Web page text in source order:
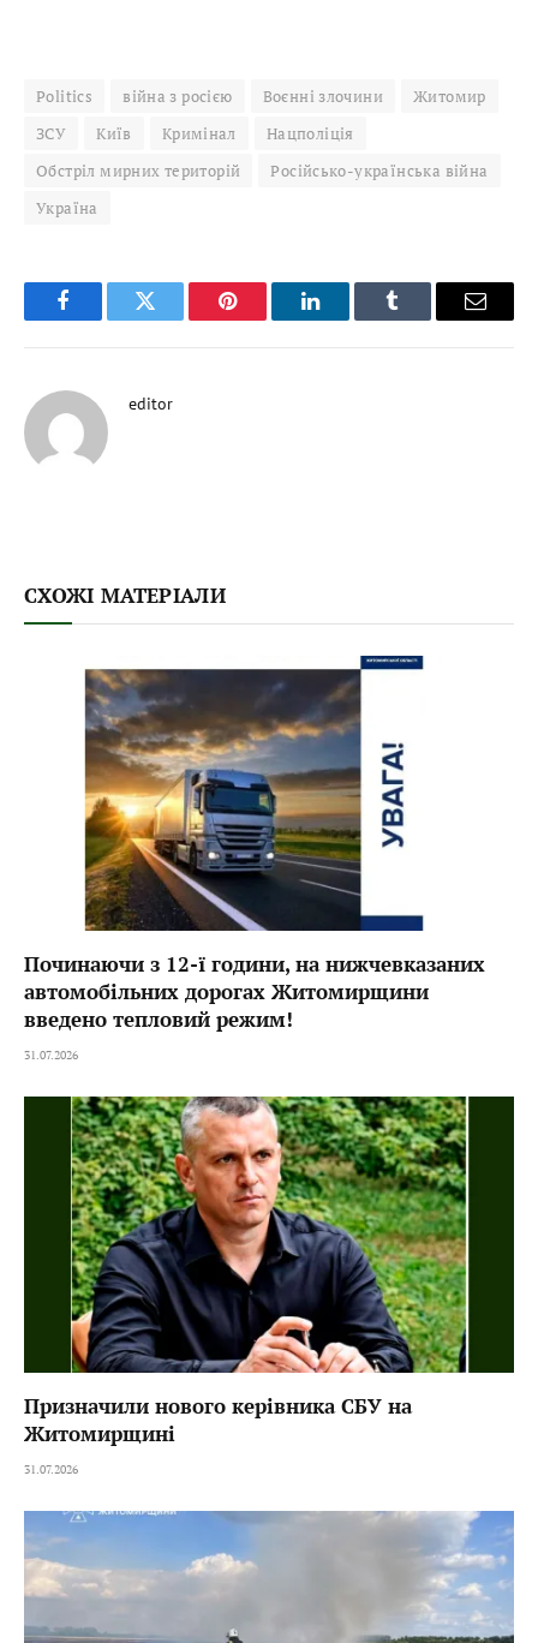
Politics війна з росією Воєнні злочини
Житомир
ЗСУ
Київ Кримінал
Нацполіція
Обстріл мирних територій
Російсько-українська війна
Україна
FacebookTwitter Pinterest LinkedInTumblr Email
editor
СХОЖІ МАТЕРІАЛИ
Починаючи з 12-ї години, на нижчевказаних
автомобільних дорогах Житомирщини
введено тепловий режим!
31.07.2026
Призначили нового керівника СБУ на
Житомирщині
31.07.2026